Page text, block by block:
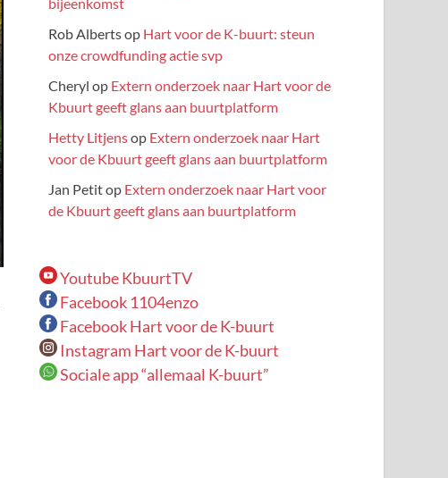
Rob Albertsop Hart voor de K-buurt: steun
onze crowdfunding actie svp
Cheryl op Extern onderzoek naar Hart voor de
Kbuurt geeft glans aan buurtplatform
Hetty Litjensop Extern onderzoek naar Hart
voor de Kbuurt geeft glans aan buurtplatform
Jan Petitop Extern onderzoek naar Hart voor
de Kbuurt geeft glans aan buurtplatform
Youtube KbuurtTV
Facebook 1104enzo
Facebook Hart voor de K-buurt
Instagram Hart voor de K-buurt
Sociale app “allemaal K-buurt”